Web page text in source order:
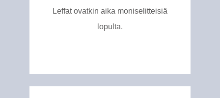
Leffat ovatkin aika moniselitteisiä
lopulta.